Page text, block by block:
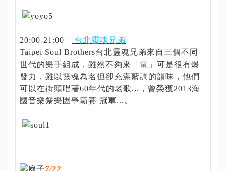
20:00-21:00
台北靈魂兄弟
Taipei Soul Brothers台北靈魂兄弟來自三個不同
世代的樂手組成，雖然不夠來「電」可是很有爆
發力，雖以靈魂為名但卻充滿藍調的韻味，他們
可以在街頭唱著60年代的老歌...，曾榮獲2013海
國音樂祭樂團爭霸賽 冠軍...。
7/22